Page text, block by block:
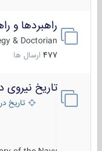
راهبردها و
& Doctorian
477 ارسال ها
تاریخ نیروی
تاریخ